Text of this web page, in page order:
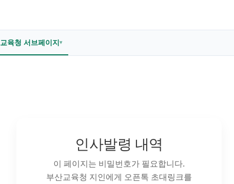
교육청 서브페이지▾
인사발령 내역
이 페이지는 비밀번호가 필요합니다.
부산교육청 지인에게 오픈톡 초대링크를